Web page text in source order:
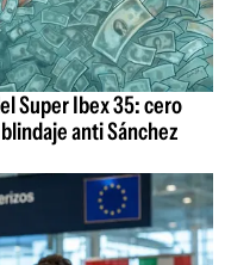
Super Ibex 35: cero
anti Sánchez